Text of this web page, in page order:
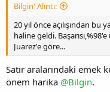
Bilgin' Alıntı:
20 yıl önce açılışından
haline geldi.
Juarez'e göre...
Satır aralarındaki emek
önem harika @Bilgin.